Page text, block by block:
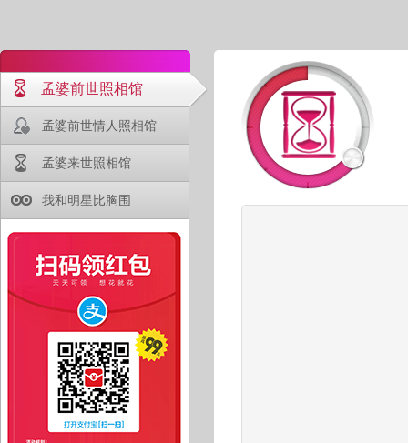
孟婆前世照相馆
孟婆前世情人照相馆
孟婆来世照相馆
我和明星比胸围